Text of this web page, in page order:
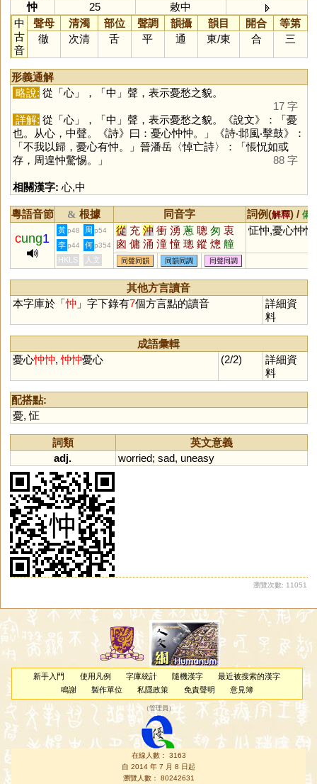
忡
25
敕中
中
古
音
聲母 清濁 部位 聲調 韻攝 韻目 開合
等第
徹
次清 舌 平 通 東/東 合 三
形義通解
略說: 從「心」，「中 」聲，表示憂愁之貌。
17 字
詳解: 從「心」，「中 」聲，表示憂愁之貌。《說文》：「憂
也。从心，中聲。《詩》曰：憂心忡忡。」《詩‧邶風‧擊鼓》：
「不我以歸，憂心有忡。」晉潘岳〈悼亡詩〉：「悵怳如或
存，周遑忡驚惕。」
88 字
相關漢字: 心,中
粵語音節 & 根據 同音字 詞例(解釋) / 備
cung1
黃 p48 周 p54 從 充 沖 衝 湧 蔥 聰 匆 衷
囪 傭 涌 潼 憧 璁 鏦 熜 艟
悤 蓯 暰 棇 嫞 祌 瑽 翀 瞛
珫 驄 蟌 罿 憃 浺 摐 埇 茺
樅
怔忡,憂心忡忡
李 p44 何 p354
HKLS 人文 同聲同韻 同韻同調 同聲同調
其他方言讀音
本字庫於「忡 」字下錄有7個方言點的讀音
詳細資
料
成語彙輯
憂心忡忡,忡忡憂心 (2/2)
詳細資
料
配搭點:
憂,怔
詞類
英文意義
adj.
worried; sad, uneasy
瀏覽次數: 11051
新手入門 使用凡例 字庫統計 隨機漢字
最近被搜索的漢字
鳴謝
製作單位 私隱政策 免責聲明 意見簿
（管理員 ）
在線人數： 3163
自 2014 年 7 月 8 日起
瀏覽人數： 80242631